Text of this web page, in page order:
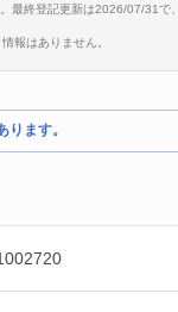
最終登記更新は2026/07/31で
報はありません。
ます。